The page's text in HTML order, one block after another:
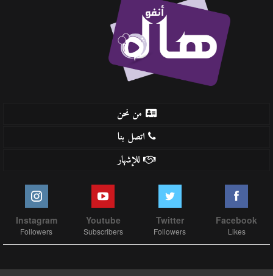
من نحن
اتصل بنا
للإشهار
Facebook
Likes
Twitter
Followers
Youtube
Subscribers
Instagram
Followers